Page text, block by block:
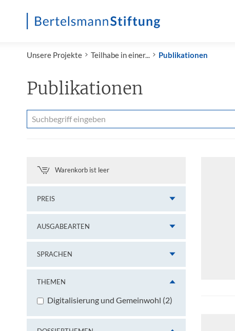
Unsere Projekte Teilhabe in einer... Publikationen
Publikationen
Warenkorb ist leer
PREIS
AUSGABEARTEN
SPRACHEN
THEMEN
Digitalisierung und Gemeinwohl (2)